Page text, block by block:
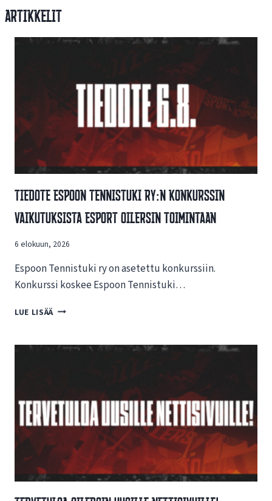
Artikkelit
Tiedote Espoon Tennistuki Ry:n Konkurssin
Vaikutuksista Esport Oilersin Toimintaan
6 elokuun, 2026
Espoon Tennistuki ry on asetettu konkurssiin.
Konkurssi koskee Espoon Tennistuki…
LUE LISÄÄ T
D
E
S
P
O
O
T